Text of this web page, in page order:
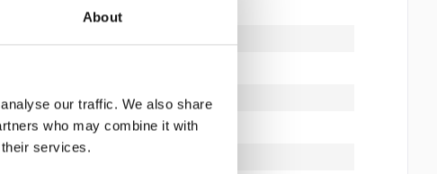
About
our traffic. We also share
who may combine it with
services.
x 1080